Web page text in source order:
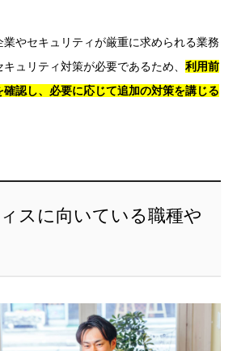
やセキュリティが厳重に求められる業務
ュリティ対策が必要であるため、 利用前
認し、必要に応じて追加の対策を講じる
スに向いている職種や